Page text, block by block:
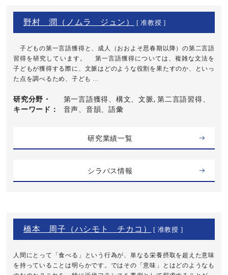
野村 潤（ノムラ ジュン） [ 准教授 ]
子どもの第一言語獲得と、成人（おおよそ思春期以降）の第二言語
習得を研究しています。 第一言語獲得については、複雑な文法を
子どもが獲得する際に、文脈はどのような役割を果たすのか、といっ
た点を調べるため、子ども ...
研究分野・
キーワード
第一言語獲得、構文、文脈, 第二言語習得、
音声、音韻、語彙
研究業績一覧
シラバス情報
橋本 周子（ハシモト チカコ） [ 准教授 ]
人間にとって「食べる」という行為が、単なる栄養摂取を超えた意味
を持っていることは明らかです。ではその「意味」とはどのようなも